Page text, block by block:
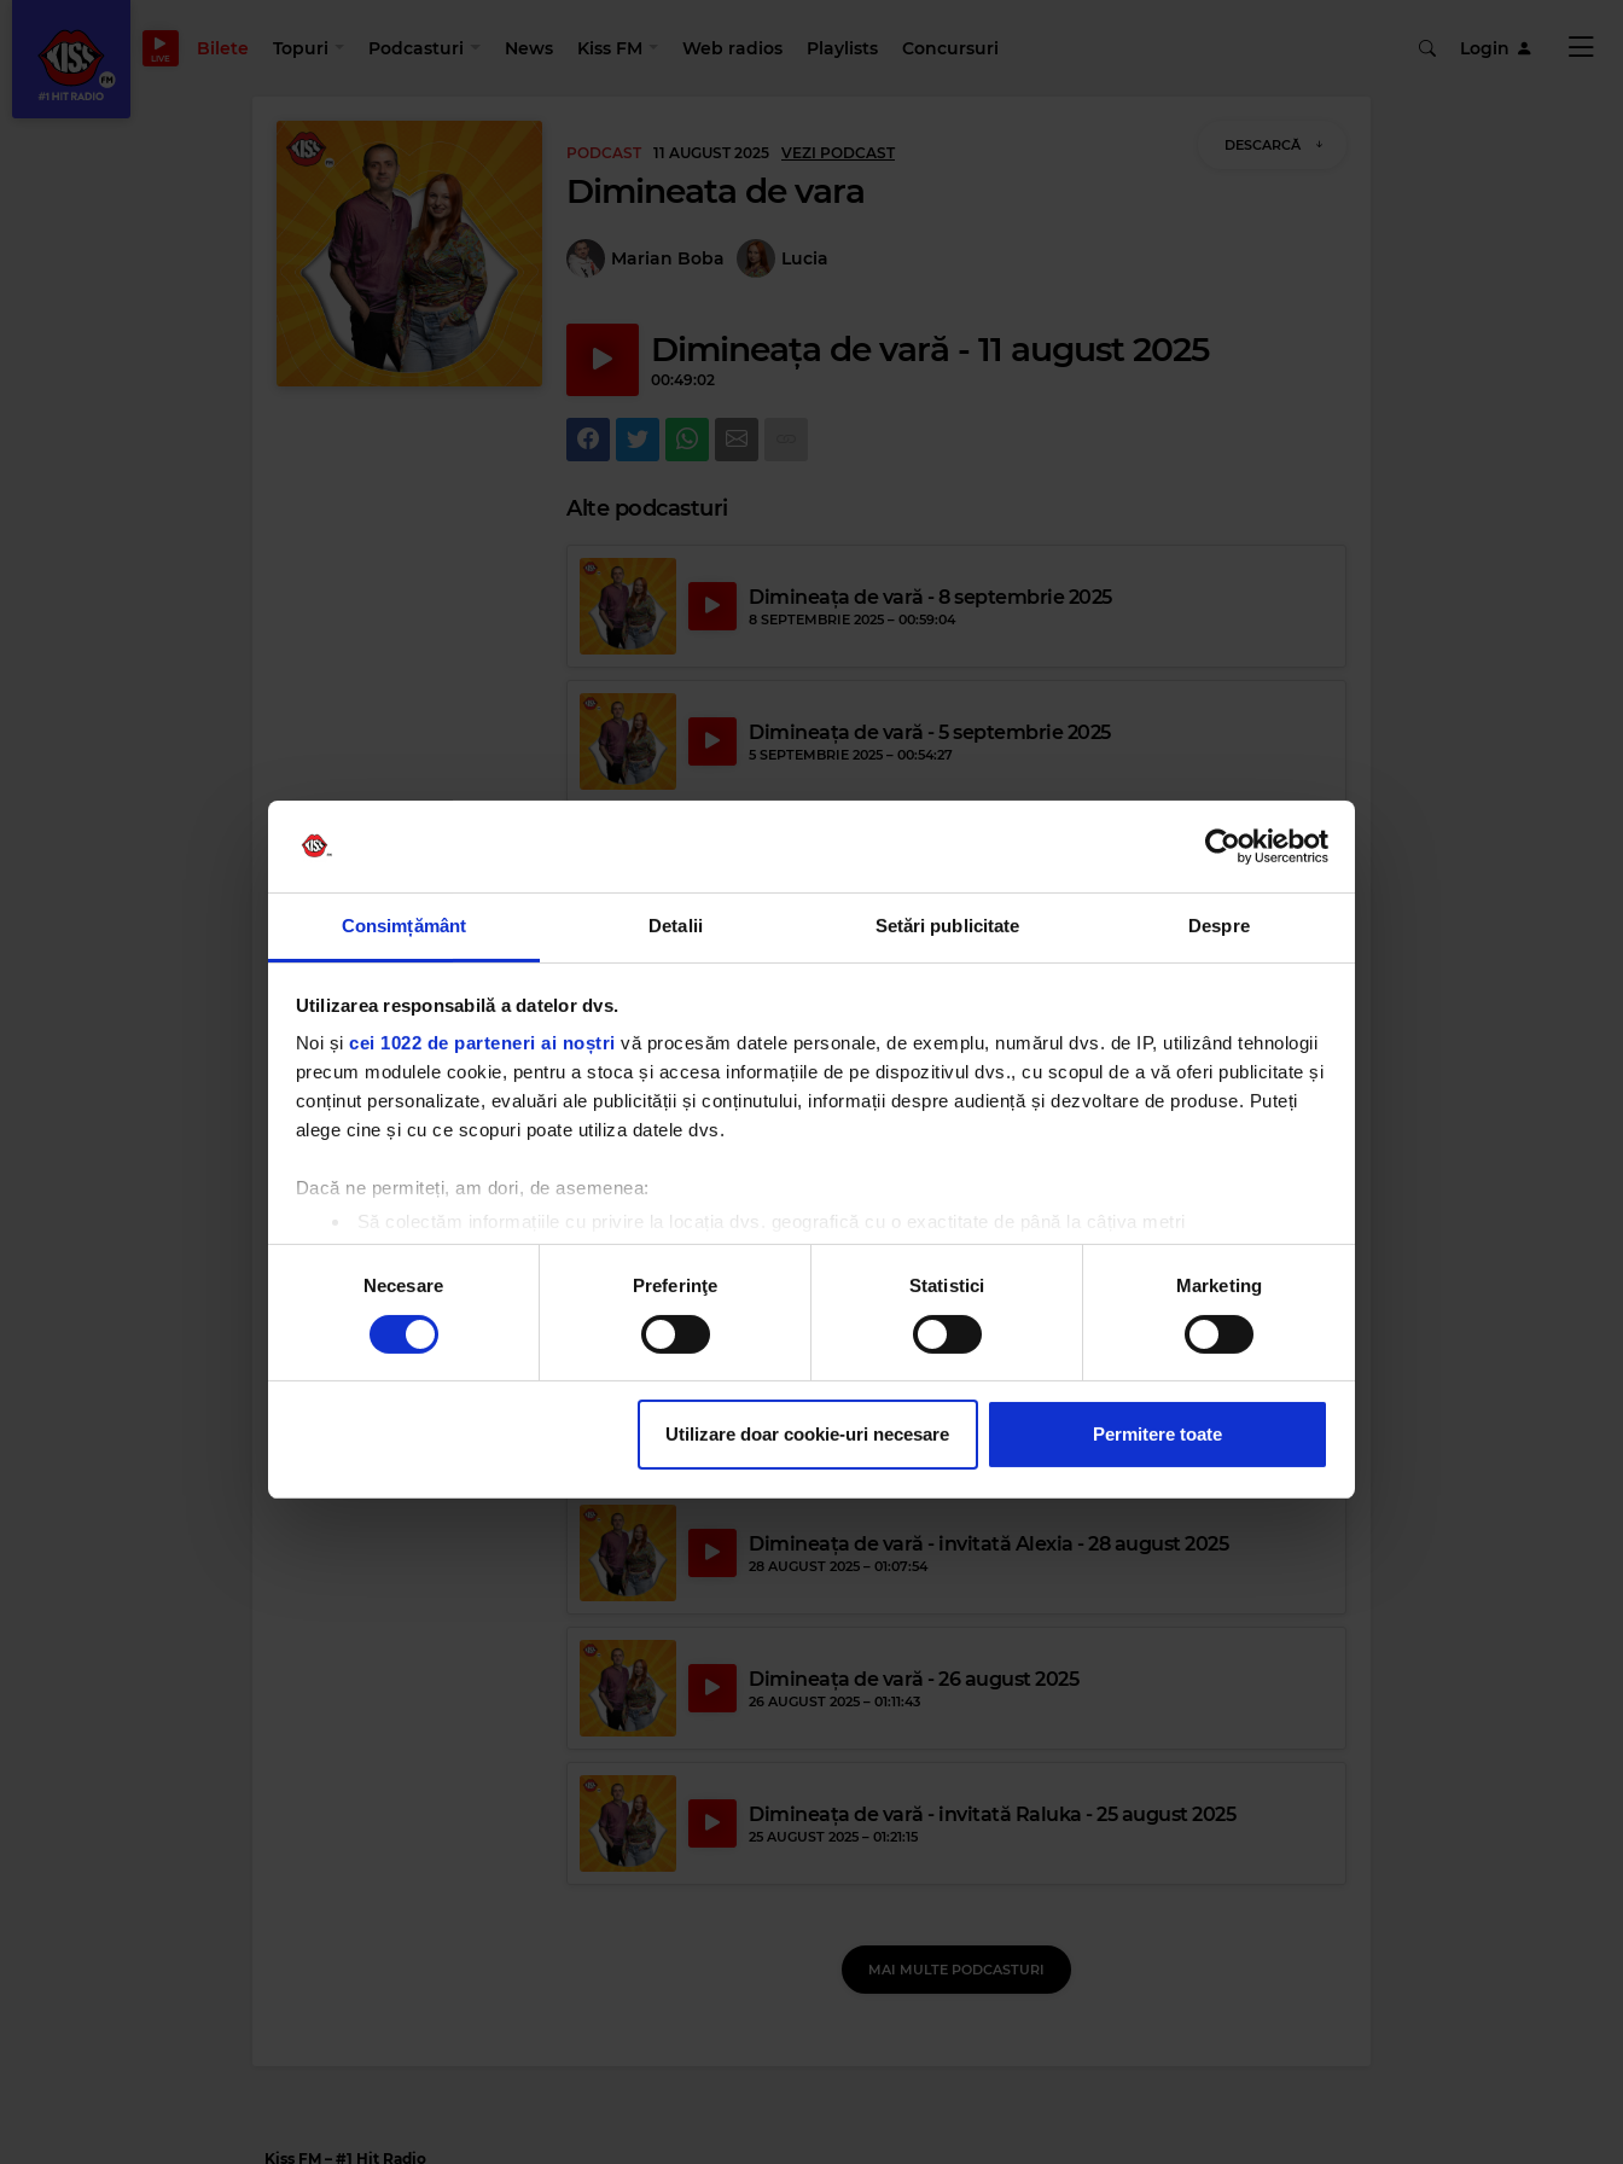
Consimțământ Detalii Setări publicitate Despre
Utilizarea responsabilă a datelor dvs.
Noi și cei 1022 de parteneri ai noștri vă procesăm datele personale, de exemplu, numărul dvs. de IP, utilizând tehnologii
precum modulele cookie, pentru a stoca și accesa informațiile de pe dispozitivul dvs., cu scopul de a vă oferi publicitate și
conținut personalizate, evaluări ale publicității și conținutului, informații despre audiență și dezvoltare de produse. Puteți
alege cine și cu ce scopuri poate utiliza datele dvs.
Dacă ne permiteți, am dori, de asemenea:
Să colectăm informațiile cu privire la locația dvs. geografică cu o exactitate de până la câțiva metri
Să vă identificăm dispozitivul scanândul-l în mod activ după caracteristici specifice (amprentare)
Găsiți mai multe informații despre procesarea datelor dvs. personale și configurați-vă preferințele la
secțiunea cu detalii
Vă puteți modifica sau retrage oricând acordul din Declarația despre modulele cookie.
traficul. De asemenea, le oferim partenerilor de rețele sociale, de publicitate și de analize informații cu privire la modul în
care folosiți site-ul nostru. Aceștia le pot combina cu alte informații oferite de dvs. sau culese în urma folosirii serviciilor
consimțământului
Necesare Preferinţe Statistici Marketing
Utilizare doar cookie-uri necesare Permitere toate
LIVE Bilete Topuri Podcasturi News Kiss FM Web radios Playlists Concursuri Login
PODCAST 11 AUGUST 2025 VEZI PODCAST
Dimineata de vara
Marian Boba Lucia
Dimineața de vară - 11 august 2025
00:49:02
DESCARCĂ
Alte podcasturi
Dimineața de vară - 8 septembrie 2025
8 SEPTEMBRIE 2025 – 00:59:04
Dimineața de vară - 5 septembrie 2025
5 SEPTEMBRIE 2025 – 00:54:27
4 SEPTEMBRIE 2025 –01:01:56
00:59:04
Dimineața de vară - 29 august 2025
29 AUGUST 2025 – 01:06:12
Dimineața de vară - invitată Alexia - 28 august 2025
28 AUGUST 2025 – 01:07:54
Dimineața de vară - 26 august 2025
26 AUGUST 2025 – 01:11:43
Dimineața de vară - invitată Raluka - 25 august 2025
25 AUGUST 2025 – 01:21:15
MAI MULTE PODCASTURI
Kiss FM – #1 Hit Radio